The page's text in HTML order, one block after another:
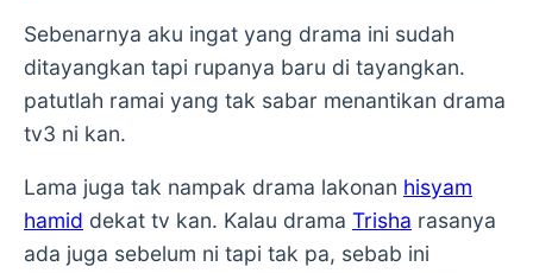
Sebenarnya aku ingat yang drama ini sudah
ditayangkan tapi rupanya baru di tayangkan.
patutlah ramai yang tak sabar menantikan drama
tv3 ni kan.
Lama juga tak nampak drama lakonan hisyam
hamid dekat tv kan. Kalau drama Trisha rasanya
ada juga sebelum ni tapi tak pa, sebab ini